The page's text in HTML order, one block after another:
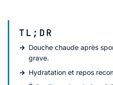
TL;DR
Douche chaude après
grave.
Hydratation et repos